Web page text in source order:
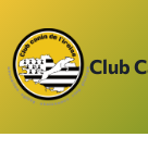
au
contenu
Club